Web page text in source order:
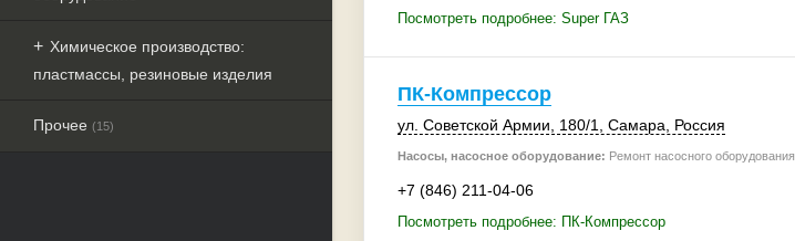
Химическое производство:
пластмассы, резиновые изделия
Прочее (15)
Посмотреть подробнее: Super ГАЗ
ПК-Компрессор
ул. Советской Армии 180/1 Самара Россия
Насосы, насосное оборудование: Ремонт насосного оборудования
+7 (846) 211-04-06
Посмотреть подробнее: ПК-Компрессор